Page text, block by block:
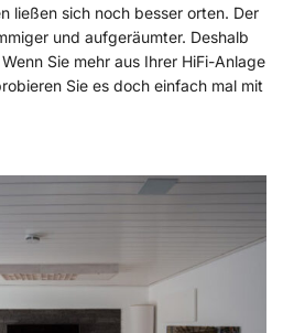
ließen sich noch besser orten. Der
und aufgeräumter. Deshalb
Sie mehr aus Ihrer HiFi-Anlage
Sie es doch einfach mal mit